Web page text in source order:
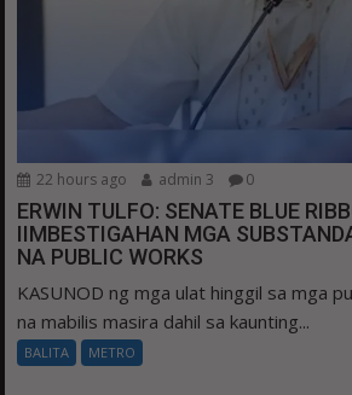
22 hours ago admin 3 0
ERWIN TULFO: SENATE BLUE
IIMBESTIGAHAN MGA
NA PUBLIC WORKS
KASUNOD ng mga ulat hinggil sa mga
na mabilis masira dahil sa kaunting...
BALITA METRO